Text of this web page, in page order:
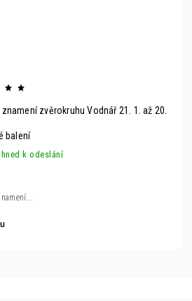
znamení zvěrokruhu Vodnář 21. 1. až 20.
balení
k odeslání